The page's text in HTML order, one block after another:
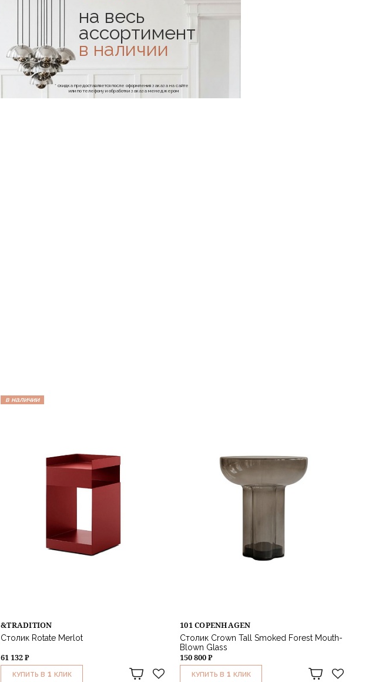
в наличии
&TRADITION
Столик Rotate Merlot
61 132 ₽
КУПИТЬ В 1 КЛИК
101 COPENHAGEN
Столик Crown Tall Smoked Forest Mouth-
Blown Glass
150 800 ₽
КУПИТЬ В 1 КЛИК
на весь
ассортимент
в наличии
* скидка предоставляется после оформления заказа на сайте
или по телефону и обработки заказа менеджером